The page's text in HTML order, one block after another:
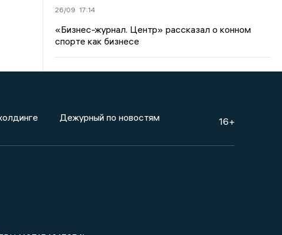
26/09 17:14
«Бизнес-журнал. Центр» рассказал о конном
спорте как бизнесе
Дежурный по новостям 16+